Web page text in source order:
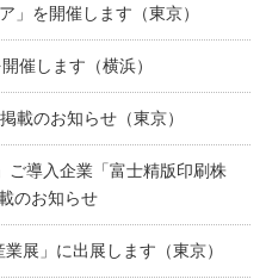
」を開催します（東京）
催します（横浜）
載のお知らせ（東京）
ご導入企業「富士精版印刷株
のお知らせ
展」に出展します（東京）